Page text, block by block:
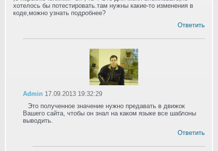
хотелось бы потестировать.там нужны какие-то изменения в
коде,можно узнать подробнее?
Ответить
Admin 17.09.2013 19:32:29
Это полученное значение нужно предавать в движок
Вашего сайта, чтобы он знал на каком языке все шаблоны
выводить.
Ответить